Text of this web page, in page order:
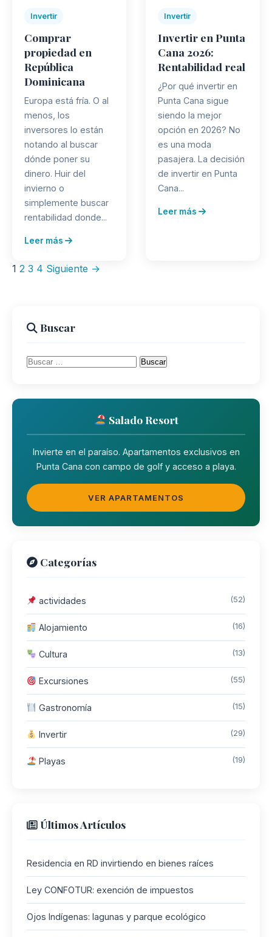
Invertir
Comprar
propiedad en
República
Dominicana
Europa está fría. O al
menos, los
inversores lo están
notando al buscar
dónde poner su
dinero. Huir del
invierno o
simplemente buscar
rentabilidad donde...
Leer más
Invertir
Invertir en Punta
Cana 2026:
Rentabilidad real
¿Por qué invertir en
Punta Cana sigue
siendo la mejor
opción en 2026? No
es una moda
pasajera. La decisión
de invertir en Punta
Cana...
Leer más
Paginación
1 2 3 4 Siguiente →
Buscar
Buscar:
Salado Resort
Invierte en el paraíso. Apartamentos exclusivos en
Punta Cana con campo de golf y acceso a playa.
VER APARTAMENTOS
Categorías
actividades (52)
Alojamiento (16)
Cultura (13)
Excursiones (55)
Gastronomía (15)
Invertir (29)
Playas (19)
Últimos Artículos
Residencia en RD invirtiendo en bienes raíces
Ley CONFOTUR: exención de impuestos
Ojos Indígenas: lagunas y parque ecológico